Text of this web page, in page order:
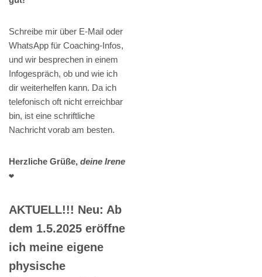
Schreibe mir über E-Mail oder
WhatsApp für Coaching-Infos,
und wir besprechen in einem
Infogespräch, ob und wie ich
dir weiterhelfen kann. Da ich
telefonisch oft nicht erreichbar
bin, ist eine schriftliche
Nachricht vorab am besten.
Herzliche Grüße, deine Irene
❤️
AKTUELL!!! Neu: Ab
dem 1.5.2025 eröffne
ich meine eigene
physische